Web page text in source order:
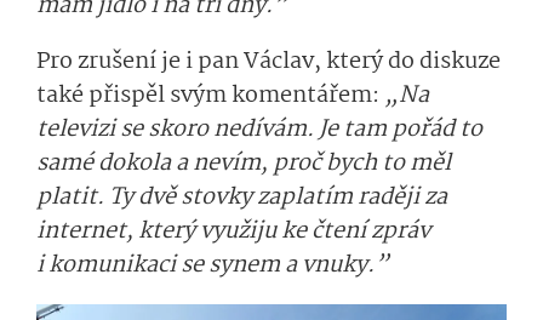
Pro zrušení je i pan Václav, který do diskuze
také přispěl svým komentářem: „Na
televizi se skoro nedívám. Je tam pořád to
samé dokola a nevím, proč bych to měl
platit. Ty dvě stovky zaplatím raději za
internet, který využiju ke čtení zpráv
i komunikaci se synem a vnuky.”